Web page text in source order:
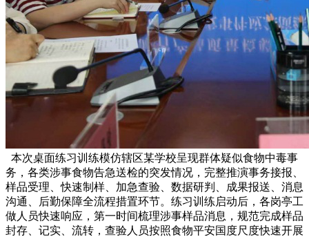
本次桌面练习训练模仿辖区某学校呈现群体疑似食物中毒事
务，各类涉事食物告急送检的突发情况，完整推演事务接报、
样品受理、快速制样、加急查验、数据研判、成果报送、消息
沟通、后勤保障全流程措置环节。练习训练启动后，各岗亭工
做人员快速响应，第一时间梳理涉事样品消息，规范完成样品
封存、记实、流转，查验人员按照食物平安国度尺度快速开展